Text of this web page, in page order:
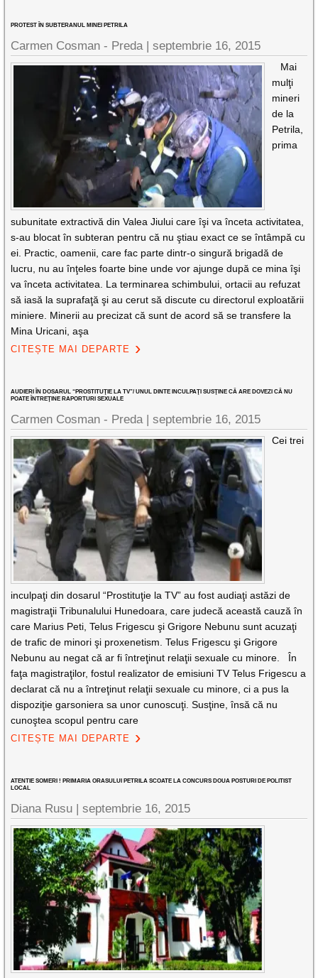
PROTEST ÎN SUBTERANUL MINEI PETRILA
Carmen Cosman - Preda |septembrie 16, 2015
Mai
mulţi
mineri
de la
Petrila,
prima
subunitate extractivă din Valea Jiului care îşi va înceta activitatea,
s-au blocat în subteran pentru că nu ştiau exact ce se întâmpă cu
ei. Practic, oamenii, care fac parte dintr-o singură brigadă de
lucru, nu au înţeles foarte bine unde vor ajunge după ce mina îşi
va înceta activitatea. La terminarea schimbului, ortacii au refuzat
să iasă la suprafaţă şi au cerut să discute cu directorul exploatării
miniere. Minerii au precizat că sunt de acord să se transfere la
Mina Uricani, aşa
CITEȘTE MAI DEPARTE
AUDIERI ÎN DOSARUL “PROSTITUŢIE LA TV”/ UNUL DINTE INCULPAŢI SUSŢINE CĂ ARE DOVEZI CĂ NU
POATE ÎNTREŢINE RAPORTURI SEXUALE
Carmen Cosman - Preda |septembrie 16, 2015
Cei trei
inculpaţi din dosarul “Prostituţie la TV” au fost audiaţi astăzi de
magistraţii Tribunalului Hunedoara, care judecă această cauză în
care Marius Peti, Telus Frigescu şi Grigore Nebunu sunt acuzaţi
de trafic de minori şi proxenetism. Telus Frigescu şi Grigore
Nebunu au negat că ar fi întreţinut relaţii sexuale cu minore. În
faţa magistraţilor, fostul realizator de emisiuni TV Telus Frigescu a
declarat că nu a întreţinut relaţii sexuale cu minore, ci a pus la
dispoziţie garsoniera sa unor cunoscuţi. Susţine, însă că nu
cunoştea scopul pentru care
CITEȘTE MAI DEPARTE
ATENTIE SOMERI ! PRIMARIA ORASULUI PETRILA SCOATE LA CONCURS DOUA POSTURI DE POLITIST
LOCAL
Diana Rusu |septembrie 16, 2015